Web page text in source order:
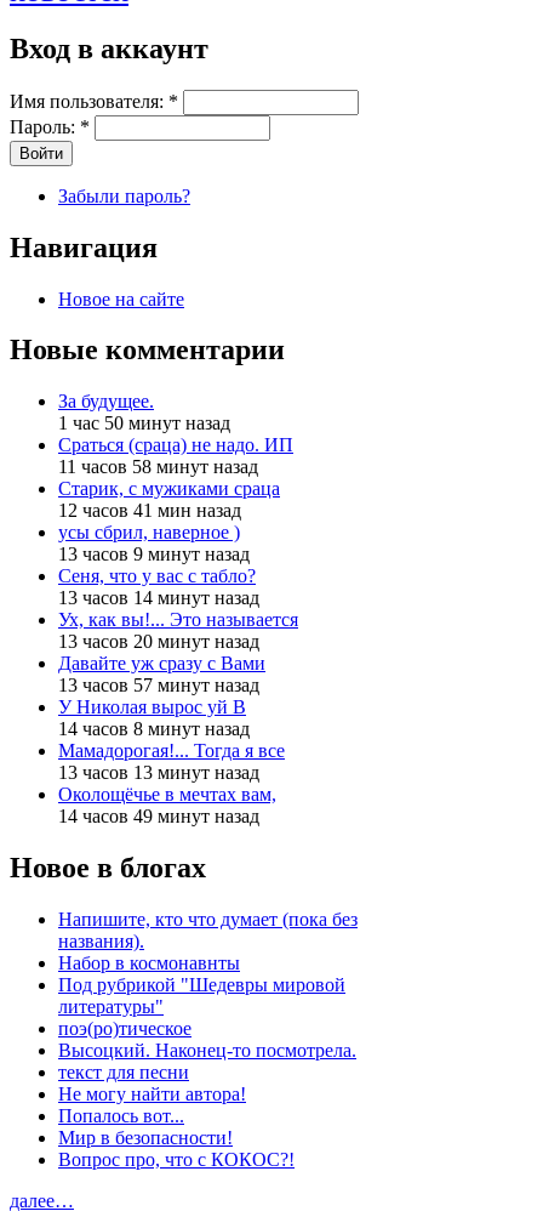
Вход в аккаунт
Имя пользователя: *
Пароль: *
Забыли пароль?
Навигация
Новое на сайте
Новые комментарии
За будущее.
1 час 50 минут назад
Сраться (сраца) не надо. ИП
11 часов 58 минут назад
Старик, с мужиками сраца
12 часов 41 мин назад
усы сбрил, наверное )
13 часов 9 минут назад
Сеня, что у вас с табло?
13 часов 14 минут назад
Ух, как вы!... Это называется
13 часов 20 минут назад
Давайте уж сразу с Вами
13 часов 57 минут назад
У Николая вырос уй В
14 часов 8 минут назад
Мамадорогая!... Тогда я все
13 часов 13 минут назад
Околощёчье в мечтах вам,
14 часов 49 минут назад
Новое в блогах
Напишите, кто что думает (пока без
названия).
Набор в космонавнты
Под рубрикой "Шедевры мировой
литературы"
поэ(ро)тическое
Высоцкий. Наконец-то посмотрела.
текст для песни
Не могу найти автора!
Попалось вот...
Мир в безопасности!
Вопрос про, что с КОКОС?!
далее…